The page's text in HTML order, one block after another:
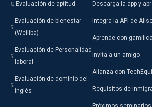
Evaluación de aptitud
Evaluación de bienestar
(Welliba)
Evaluación de Personalidad
laboral
Evaluación de dominio del
inglés
Descarga la app y
Integra la API de
Aprende con
Invita a un amigo
Alianza con
Requisitos de
Próximos seminarios